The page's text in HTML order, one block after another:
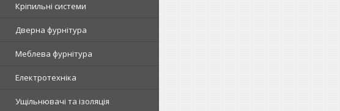
Кріпильні системи
Дверна фурнітура
Меблева фурнітура
Електротехніка
Ущільнювачі та ізоляція